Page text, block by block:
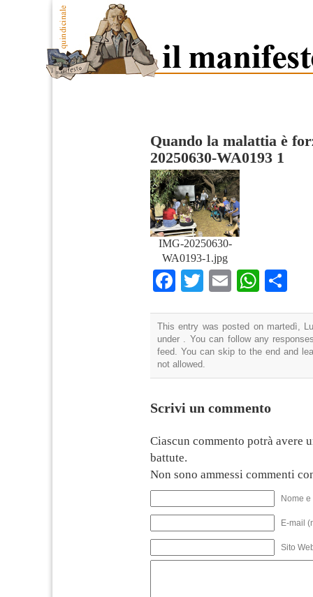
Quando la malattia è
20250630-WA0193 1
IMG-20250630-
WA0193-1.jpg
Facebook
TwitterEmail
This entry was posted on martedì,
under . You can follow any
feed. You can skip to the end and
not allowed.
Scrivi un commento
Ciascun commento potrà avere
battute.
Non sono ammessi commenti
Nome
E-mail
Sito